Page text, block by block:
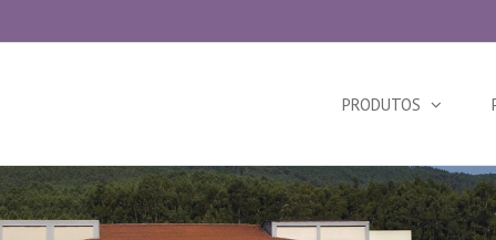
for:
PRODUTOS